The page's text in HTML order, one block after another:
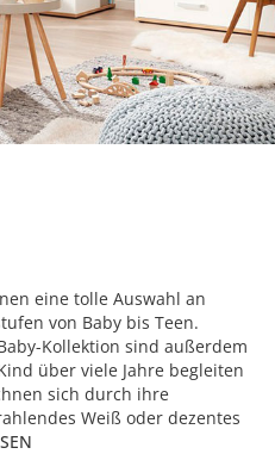
eine tolle Auswahl an
von Baby bis Teen.
Kollektion sind außerdem
über viele Jahre begleiten
sich durch ihre
Weiß oder dezentes